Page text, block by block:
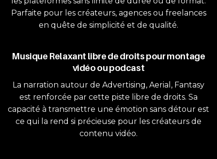
Parfaite pour les créateurs, agences ou freelances
en quête de simplicité et de qualité.
Musique Relaxant libre de droits pour montage
vidéo ou podcast
La narration autour de Advertising, Aerial, Fantasy
est renforcée par cette piste libre de droits. Sa
capacité à transmettre une émotion sans détour est
ce qui la rend si précieuse pour les créateurs de
contenu vidéo.